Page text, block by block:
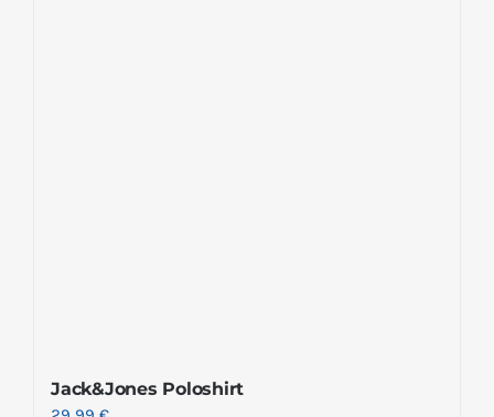
Jack&Jones Poloshirt